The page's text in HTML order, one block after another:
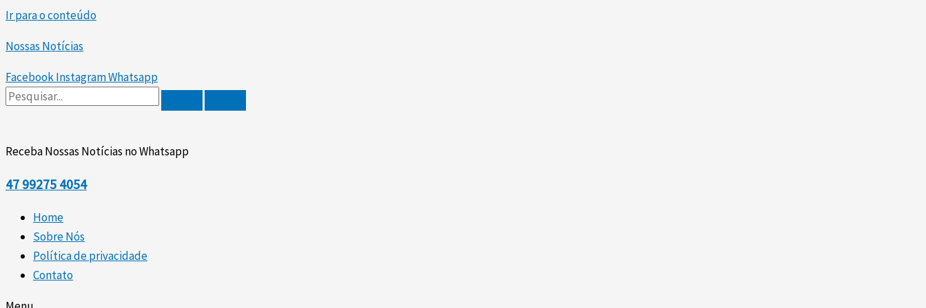
Ir para o conteúdo
Nossas Notícias
FacebookInstagramWhatsapp
Receba Nossas Notícias no Whatsapp
47 99275 4054
Home
Sobre Nós
Política de privacidade
Contato